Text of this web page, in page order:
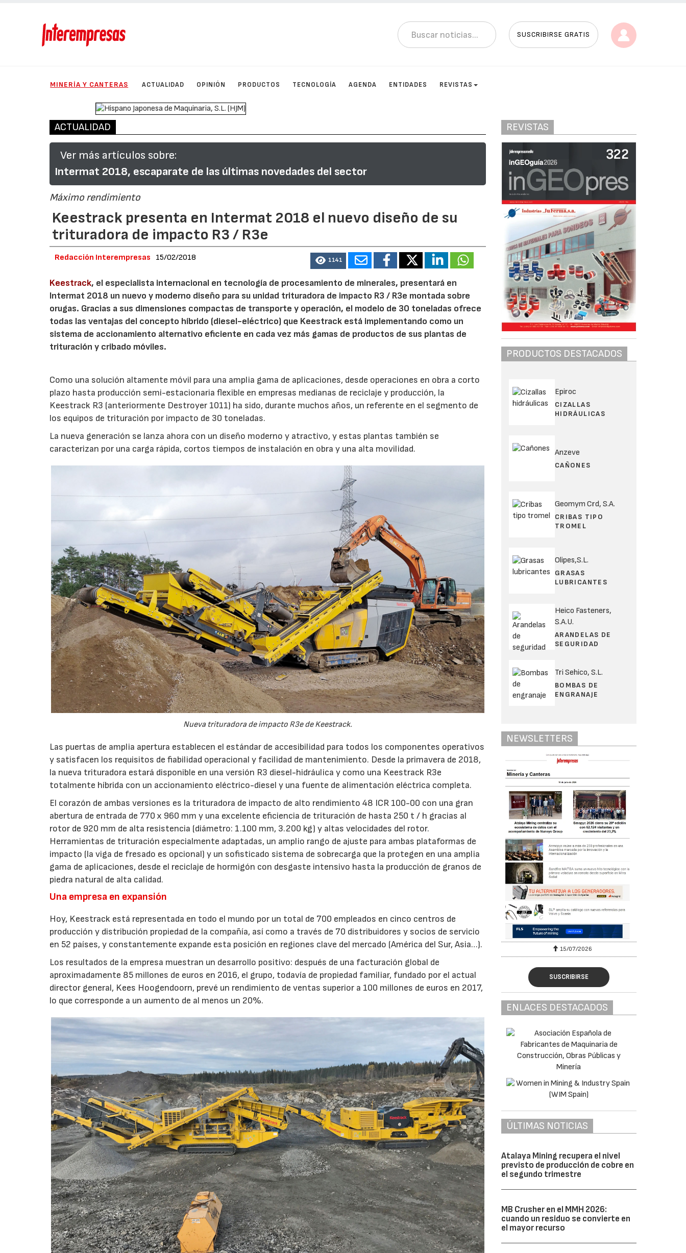
SUSCRIBIRSE GRATIS
MINERÍA Y CANTERAS ACTUALIDAD OPINIÓN PRODUCTOS TECNOLOGÍA AGENDA ENTIDADES REVISTAS
ACTUALIDAD
Ver más artículos sobre:
Intermat 2018, escaparate de las últimas novedades del sector
Máximo rendimiento
Keestrack presenta en Intermat 2018 el nuevo diseño de su
trituradora de impacto R3 / R3e
Redacción Interempresas 15/02/2018 1141
Keestrack, el especialista internacional en tecnología de procesamiento de minerales, presentará en
Intermat 2018 un nuevo y moderno diseño para su unidad trituradora de impacto R3 / R3e montada sobre
orugas. Gracias a sus dimensiones compactas de transporte y operación, el modelo de 30 toneladas ofrece
todas las ventajas del concepto híbrido (diesel-eléctrico) que Keestrack está implementando como un
sistema de accionamiento alternativo eficiente en cada vez más gamas de productos de sus plantas de
trituración y cribado móviles.
Como una solución altamente móvil para una amplia gama de aplicaciones, desde operaciones en obra a corto
plazo hasta producción semi-estacionaria flexible en empresas medianas de reciclaje y producción, la
Keestrack R3 (anteriormente Destroyer 1011) ha sido, durante muchos años, un referente en el segmento de
los equipos de trituración por impacto de 30 toneladas.
La nueva generación se lanza ahora con un diseño moderno y atractivo, y estas plantas también se
caracterizan por una carga rápida, cortos tiempos de instalación en obra y una alta movilidad.
Nueva trituradora de impacto R3e de Keestrack.
Las puertas de amplia apertura establecen el estándar de accesibilidad para todos los componentes operativos
y satisfacen los requisitos de fiabilidad operacional y facilidad de mantenimiento. Desde la primavera de 2018,
la nueva trituradora estará disponible en una versión R3 diesel-hidráulica y como una Keestrack R3e
totalmente híbrida con un accionamiento eléctrico-diesel y una fuente de alimentación eléctrica completa.
El corazón de ambas versiones es la trituradora de impacto de alto rendimiento 48 ICR 100-00 con una gran
abertura de entrada de 770 x 960 mm y una excelente eficiencia de trituración de hasta 250 t / h gracias al
rotor de 920 mm de alta resistencia (diámetro: 1.100 mm, 3.200 kg) y altas velocidades del rotor.
Herramientas de trituración especialmente adaptadas, un amplio rango de ajuste para ambas plataformas de
impacto (la viga de fresado es opcional) y un sofisticado sistema de sobrecarga que la protegen en una amplia
gama de aplicaciones, desde el reciclaje de hormigón con desgaste intensivo hasta la producción de granos de
piedra natural de alta calidad.
Una empresa en expansión
Hoy, Keestrack está representada en todo el mundo por un total de 700 empleados en cinco centros de
producción y distribución propiedad de la compañía, así como a través de 70 distribuidores y socios de servicio
en 52 países, y constantemente expande esta posición en regiones clave del mercado (América del Sur, Asia…).
Los resultados de la empresa muestran un desarrollo positivo: después de una facturación global de
aproximadamente 85 millones de euros en 2016, el grupo, todavía de propiedad familiar, fundado por el actual
director general, Kees Hoogendoorn, prevé un rendimiento de ventas superior a 100 millones de euros en 2017,
lo que corresponde a un aumento de al menos un 20%.
REVISTAS
PRODUCTOS DESTACADOS
Epiroc
CIZALLAS
HIDRÁULICAS
Anzeve
CAÑONES
Geomym Crd, S.A.
CRIBAS TIPO
TROMEL
Olipes,S.L.
GRASAS
LUBRICANTES
Heico Fasteners,
S.A.U.
ARANDELAS DE
SEGURIDAD
Tri Sehico, S.L.
BOMBAS DE
ENGRANAJE
NEWSLETTERS
15/07/2026 29/07/2026 15/07/2026
SUSCRIBIRSE
ENLACES DESTACADOS
ÚLTIMAS NOTICIAS
Atalaya Mining recupera el nivel
previsto de producción de cobre en
el segundo trimestre
MB Crusher en el MMH 2026:
cuando un residuo se convierte en
el mayor recurso